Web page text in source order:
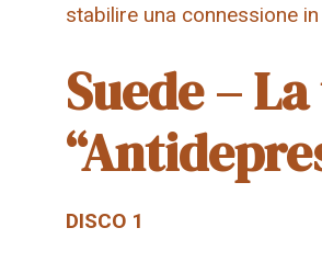
stabilire una connessione
Suede –
DISCO 1